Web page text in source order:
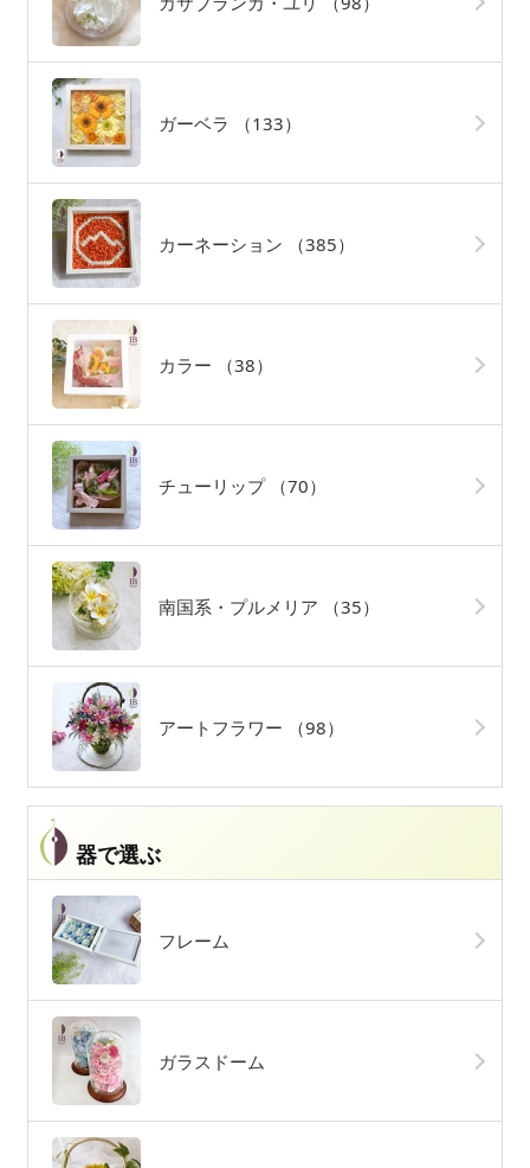
ガーベラ （133）
カーネーション （385）
カラー （38）
チューリップ （70）
南国系・プルメリア （35）
アートフラワー （98）
器で選ぶ
フレーム
ガラスドーム